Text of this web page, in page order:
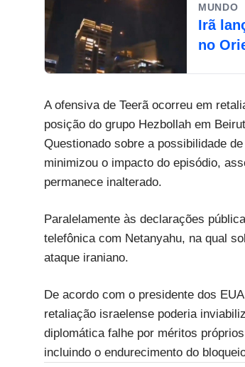
MUNDO
Irã
no
A ofensiva de Teerã ocorreu em
posição do grupo Hezbollah em
Questionado sobre a possibilidade
minimizou o impacto do episódio,
permanece inalterado.
Paralelamente às declarações
telefônica com Netanyahu, na qual
ataque iraniano.
De acordo com o presidente dos
retaliação israelense poderia
diplomática falhe por méritos
incluindo o endurecimento do